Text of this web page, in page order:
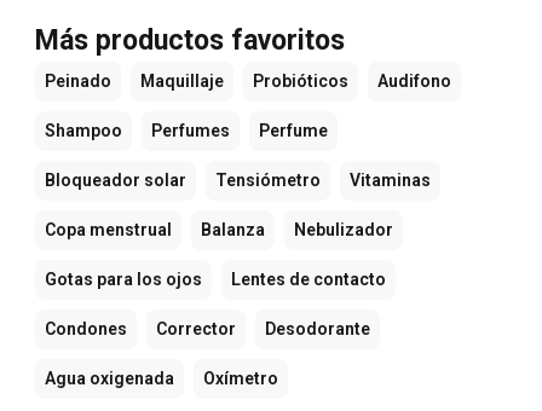
Más productos favoritos
Peinado Maquillaje Probióticos Audifono
Shampoo Perfumes Perfume
Bloqueador solar Tensiómetro Vitaminas
Copa menstrual Balanza Nebulizador
Gotas para los ojos Lentes de contacto
Condones Corrector Desodorante
Agua oxigenada Oxímetro